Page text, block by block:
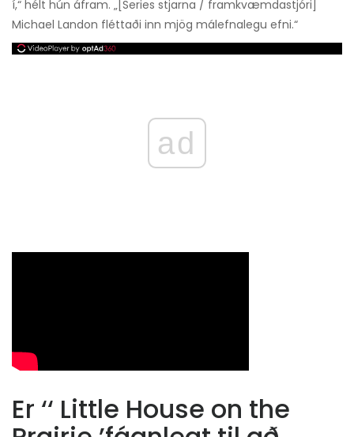
í,“ hélt hún áfram. „[Series stjarna / framkvæmdastjóri]
Michael Landon fléttaði inn mjög málefnalegu efni.“
ad
Er ‘‘ Little House on the